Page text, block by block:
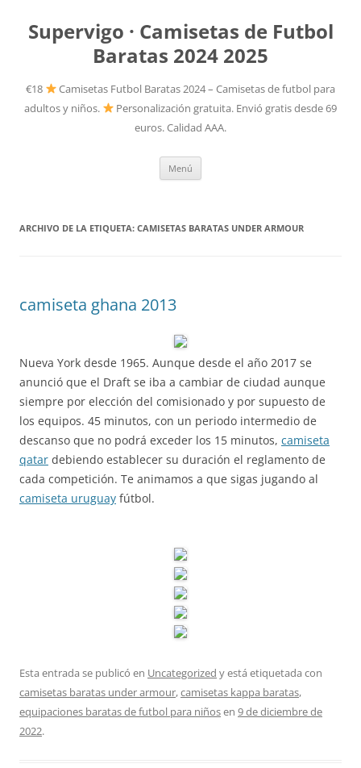
Supervigo · Camisetas de Futbol
Baratas 2024 2025
€18
Camisetas Futbol Baratas 2024 – Camisetas de futbol para
adultos y niños.
Personalización gratuita. Envió gratis desde 69
euros. Calidad AAA.
Menú
ARCHIVO DE LA ETIQUETA: CAMISETAS BARATAS UNDER ARMOUR
camiseta ghana 2013
Nueva York desde 1965. Aunque desde el año 2017 se
anunció que el Draft se iba a cambiar de ciudad aunque
siempre por elección del comisionado y por supuesto de
los equipos. 45 minutos, con un periodo intermedio de
descanso que no podrá exceder los 15 minutos, camiseta
qatar debiendo establecer su duración el reglamento de
cada competición. Te animamos a que sigas jugando al
camiseta uruguay fútbol.
Esta entrada se publicó en Uncategorized y está etiquetada con
camisetas baratas under armour,camisetas kappa baratas,
equipaciones baratas de futbol para niñosen 9 de diciembre de
2022.